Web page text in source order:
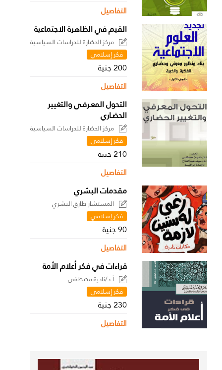
التفاصيل
القيم في الظاهرة الاجتماعية
مركز الحضارة للدراسات السياسية
فكر إسلامي
200 جنية
التفاصيل
التحول المعـرفـي والتغيير
الحضـاري
مركز الحضارة للدراسات السياسية
فكر إسلامي
210 جنية
التفاصيل
مقدمات البشري
المستشار طارق البشري
فكر إسلامي
90 جنية
التفاصيل
قراءات في فكر أعلام الأمة
أ.د/نادية مصطفى
فكر إسلامي
230 جنية
التفاصيل